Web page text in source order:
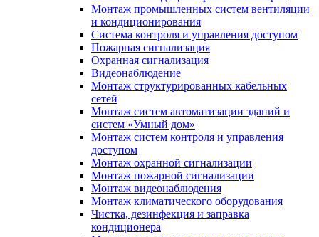
Монтаж промышленных систем вентиляции
и кондиционирования
Система контроля и управления доступом
Пожарная сигнализация
Охранная сигнализация
Видеонаблюдение
Монтаж структурированных кабельных
сетей
Монтаж систем автоматизации зданий и
систем «Умный дом»
Монтаж систем контроля и управления
доступом
Монтаж охранной сигнализации
Монтаж пожарной сигнализации
Монтаж видеонаблюдения
Монтаж климатического оборудования
Чистка, дезинфекция и заправка
кондиционера